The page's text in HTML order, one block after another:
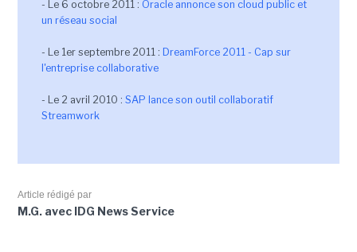
- Le 6 octobre 2011 : Oracle annonce son cloud public et
un réseau social
- Le 1er septembre 2011 : DreamForce 2011 - Cap sur
l'entreprise collaborative
- Le 2 avril 2010 : SAP lance son outil collaboratif
Streamwork
Article rédigé par
M.G. avec IDG News Service